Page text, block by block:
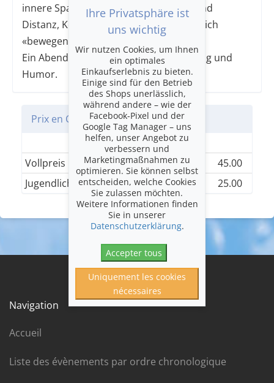
innere Spannungen – zwischen Nähe und
Distanz, Kontrolle und Loslassen – sinnlich
«bewegend» hör- und sichtbar werden.
Ein Abend voller Spannung, Beklemmung und
Humor.
Prix en CHF
Einheitskategorie
Vollpreis
45.00
Jugendliche, Lehrlinge und Studenten
25.00
Navigation
Accueil
Liste des évènements par ordre chronologique
Ihre Privatsphäre ist
uns wichtig
Wir nutzen Cookies, um Ihnen
ein optimales
Einkaufserlebnis zu bieten.
Einige sind für den Betrieb
des Shops unerlässlich,
während andere – wie der
Facebook-Pixel und der
Google Tag Manager – uns
helfen, unser Angebot zu
verbessern und
Marketingmaßnahmen zu
optimieren. Sie können selbst
entscheiden, welche Cookies
Sie zulassen möchten.
Weitere Informationen finden
Sie in unserer
Datenschutzerklärung.
Accepter tous
Uniquement les cookies
nécessaires